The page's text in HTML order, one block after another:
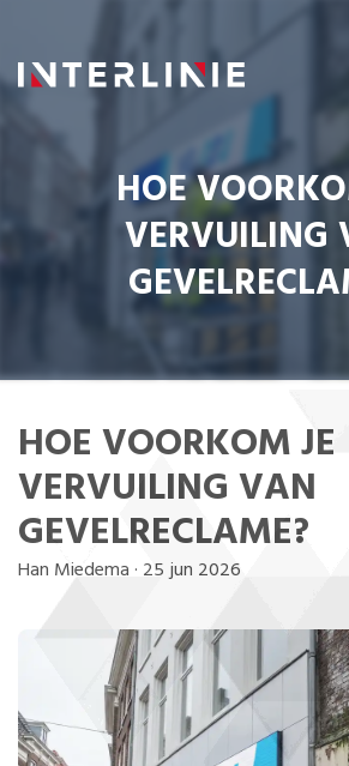
HOE
VERVUILING
HOE VOORKOM JE
VERVUILING VAN
GEVELRECLAME?
Han Miedema · 25 jun 2026